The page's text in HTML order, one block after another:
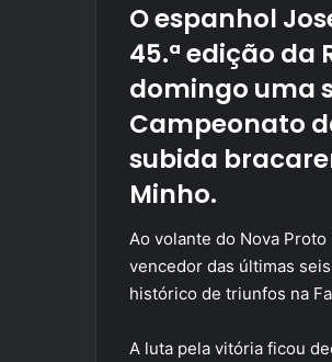
O espanhol
45.ª edição da
domingo uma
Campeonato
subida
Minho.
Ao volante do Nova
vencedor das últimas
histórico de triunfos na
A luta pela vitória ficou